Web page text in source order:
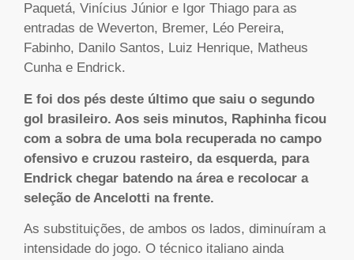
Paquetá, Vinícius Júnior e Igor Thiago para as
entradas de Weverton, Bremer, Léo Pereira,
Fabinho, Danilo Santos, Luiz Henrique, Matheus
Cunha e Endrick.
E foi dos pés deste último que saiu o segundo
gol brasileiro. Aos seis minutos, Raphinha ficou
com a sobra de uma bola recuperada no campo
ofensivo e cruzou rasteiro, da esquerda, para
Endrick chegar batendo na área e recolocar a
seleção de Ancelotti na frente.
As substituições, de ambos os lados, diminuíram a
intensidade do jogo. O técnico italiano ainda